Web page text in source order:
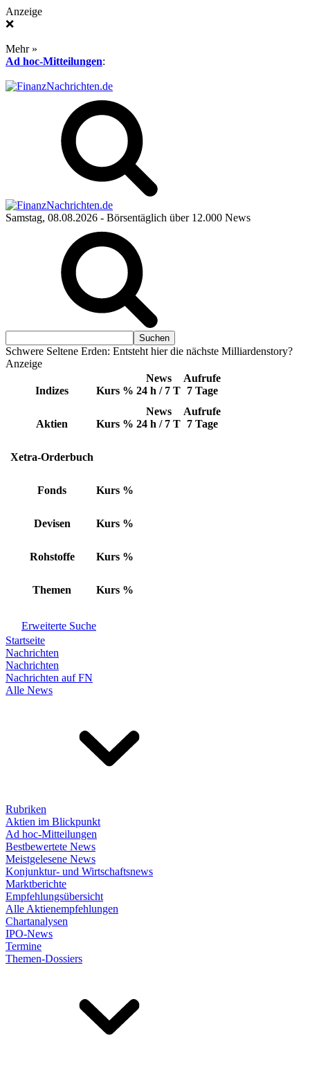
Anzeige
❌
Mehr »
Ad hoc-Mitteilungen:
Samstag, 08.08.2026 - Börsentäglich über 12.000 News
Schwere Seltene Erden: Entsteht hier die nächste Milliardenstory?
Anzeige
Indizes Kurs %
News
24 h / 7 T
Aufrufe
7 Tage
Aktien Kurs %
News
24 h / 7 T
Aufrufe
7 Tage
Xetra-Orderbuch
Fonds Kurs %
Devisen Kurs %
Rohstoffe Kurs %
Themen Kurs %
Erweiterte Suche
Startseite
Nachrichten
Nachrichten
Nachrichten auf FN
Alle News
Rubriken
Aktien im Blickpunkt
Ad hoc-Mitteilungen
Bestbewertete News
Meistgelesene News
Konjunktur- und Wirtschaftsnews
Marktberichte
Empfehlungsübersicht
Alle Aktienempfehlungen
Chartanalysen
IPO-News
Termine
Themen-Dossiers